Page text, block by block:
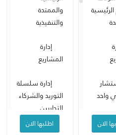
واحد
الان
والممتدة
والتنفيذية
إدارة
المشاريع
إدارة سلسلة
التوريد والشركاء
التجاريين
الربط مع
اطلبها الان